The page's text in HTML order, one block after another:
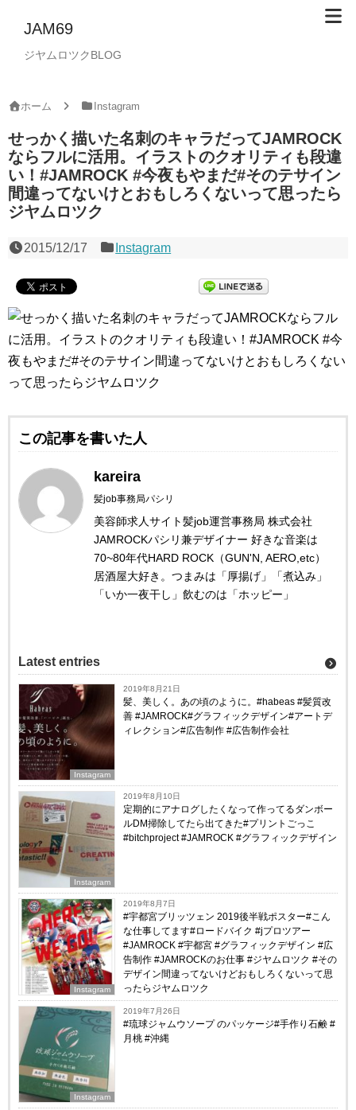
JAM69
ジヤムロツクBLOG
ホーム Instagram
せっかく描いた名刺のキャラだってJAMROCK
ならフルに活用。イラストのクオリティも段違
い！#JAMROCK #今夜もやまだ#そのテサイン
間違ってないけとおもしろくないって思ったら
ジヤムロツク
2015/12/17 Instagram
この記事を書いた人
kareira
髪job事務局パシリ
美容師求人サイト髪job運営事務局 株式会社
JAMROCKパシリ兼デザイナー 好きな音楽は
70~80年代HARD ROCK（GUN'N, AERO,etc）
居酒屋大好き。つまみは「厚揚げ」「煮込み」
「いか一夜干し」飲むのは「ホッピー」
Latest entries
Instagram
2019年8月21日
髪、美しく。あの頃のように。#habeas #髪質改
善 #JAMROCK#グラフィックデザイン#アートデ
ィレクション#広告制作 #広告制作会社
Instagram
2019年8月10日
定期的にアナログしたくなって作ってるダンボー
ルDM掃除してたら出てきた#プリントごっこ
#bitchproject #JAMROCK #グラフィックデザイン
Instagram
2019年8月7日
#宇都宮ブリッツェン 2019後半戦ポスター#こん
な仕事してます#ロードバイク #jプロツアー
#JAMROCK #宇都宮 #グラフィックデザイン #広
告制作 #JAMROCKのお仕事 #ジヤムロツク #その
デザイン間違ってないけどおもしろくないって思
ったらジヤムロツク
Instagram
2019年7月26日
#琉球ジャムウソープ のパッケージ#手作り石鹸 #
月桃 #沖縄